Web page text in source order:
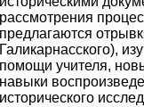
рассмотрения
предлагаются
Галикарнасского),
помощи учителя,
навыки
исторического